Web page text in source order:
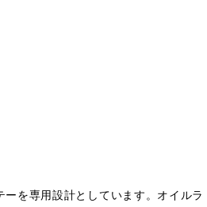
を専用設計としています。オイルラ